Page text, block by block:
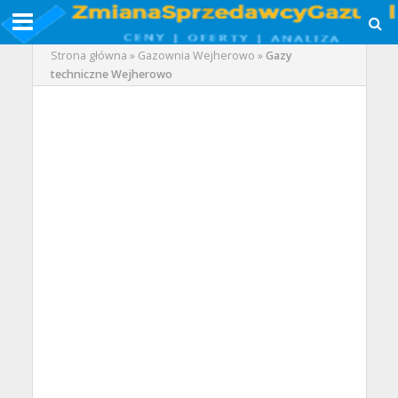
Strona główna » Gazownia Wejherowo »Gazy
techniczne Wejherowo